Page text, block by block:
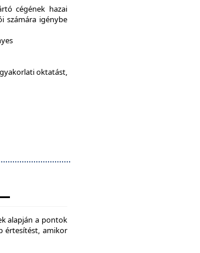
cégének hazai
számára igénybe
oktatást,
alapján a pontok
értesítést, amikor